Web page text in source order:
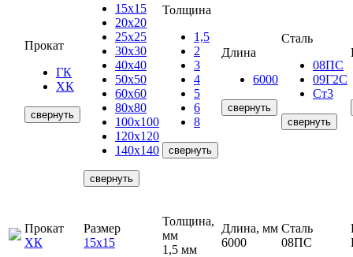
Прокат
ГК
ХК
свернуть
15х15
20х20
25х25
30х30
40х40
50х50
60х60
80х80
100х100
120х120
140х140
свернуть
Толщина
1,5
2
3
4
5
6
8
свернуть
Длина
6000
свернуть
Сталь
08ПС
09Г2С
Ст3
свернуть
Прокат
ХК
Размер
15х15
Толщина,
мм
1,5 мм
Длина, мм
6000
Сталь
08ПС